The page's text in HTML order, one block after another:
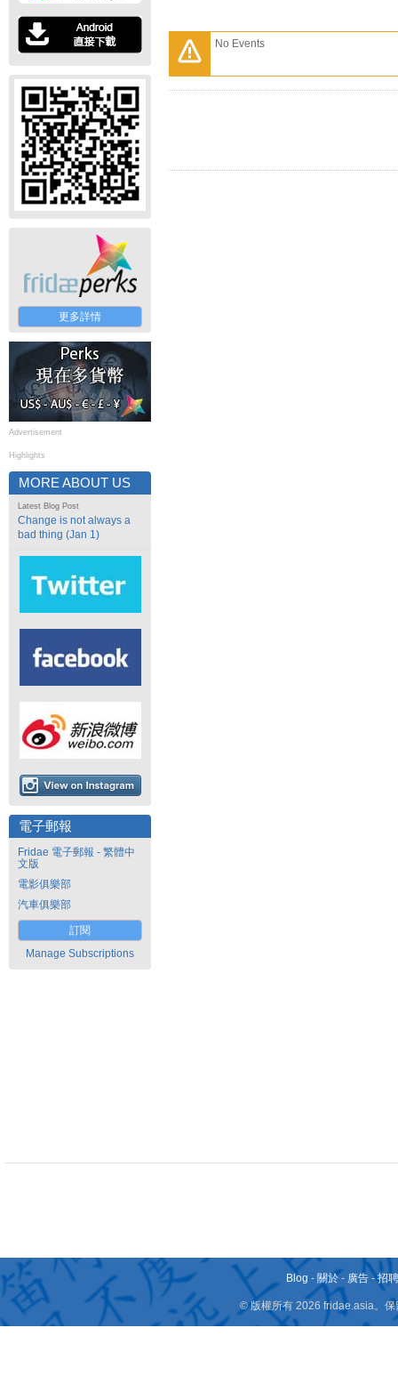
更多詳情
Advertisement
Highlights
MORE ABOUT US
Latest Blog Post
Change is not always a
bad thing (Jan 1)
電子郵報
Fridae 電子郵報 - 繁體中
文版
電影俱樂部
汽車俱樂部
訂閱
Manage Subscriptions
No Events
Blog - 關於 - 廣告 -招
© 版權所有 2026 fridae.asia。